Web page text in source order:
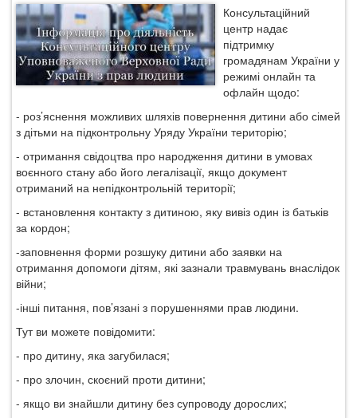
Львівській
області
на
період
воєнного
стану
2023
рік
Консультаційний
центр надає
підтримку
громадянам України у
режимі онлайн та
офлайн щодо:
- роз’яснення можливих шляхів повернення дитини або сімей
з дітьми на підконтрольну Уряду України територію;
- отримання свідоцтва про народження дитини в умовах
воєнного стану або його легалізації, якщо документ
отриманий на непідконтрольній території;
- встановлення контакту з дитиною, яку вивіз один із батьків
за кордон;
-заповнення форми розшуку дитини або заявки на
отримання допомоги дітям, які зазнали травмувань внаслідок
війни;
-інші питання, пов’язані з порушеннями прав людини.
Тут ви можете повідомити:
- про дитину, яка загубилася;
- про злочин, скоєний проти дитини;
- якщо ви знайшли дитину без супроводу дорослих;